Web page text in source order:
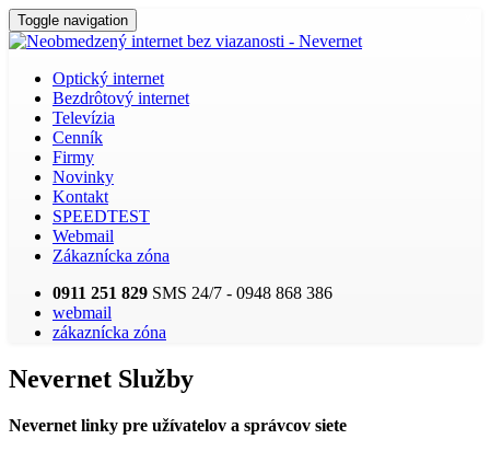
Toggle navigation
Optický internet
Bezdrôtový internet
Televízia
Cenník
Firmy
Novinky
Kontakt
SPEEDTEST
Webmail
Zákaznícka zóna
0911 251 829 SMS 24/7 - 0948 868 386
webmail
zákaznícka zóna
Nevernet Služby
Nevernet linky pre užívatelov a správcov siete